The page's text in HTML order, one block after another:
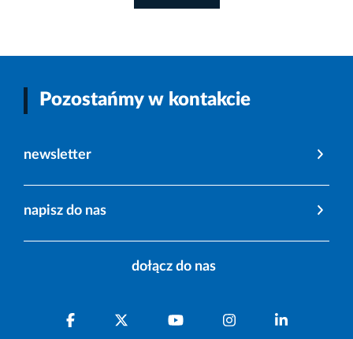
Pozostańmy w kontakcie
newsletter
napisz do nas
dołącz do nas